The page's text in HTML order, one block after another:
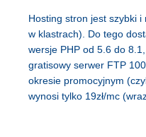
Hosting stron jest szybki i
w klastrach). Do tego
wersje PHP od 5.6 do
gratisowy serwer FTP
okresie promocyjnym
wynosi tylko 19zł/mc